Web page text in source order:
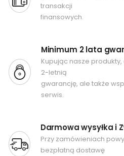
transakcji
finansowych.
Minimum 2 lata
Kupując nasze
2-letnią
gwarancję, ale także
serwis.
Darmowa wysyłka i
Przy zamówieniach
bezpłatną dostawę